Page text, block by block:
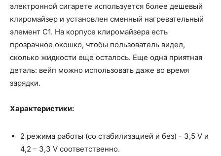
электронной сигарете используется более дешевый
клиромайзер и установлен сменный нагревательный
элемент С1. На корпусе клиромайзера есть
прозрачное окошко, чтобы пользователь видел,
сколько жидкости еще осталось. Еще одна приятная
деталь: вейп можно использовать даже во время
зарядки.
Характеристики:
2 режима работы (со стабилизацией и без) - 3,5 V и
4,2 – 3,3 V соответственно.